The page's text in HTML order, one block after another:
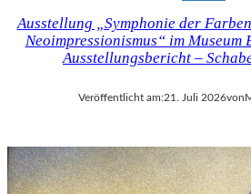
Ausstellung „Symphonie der
Neoimpressionismus“ im
Ausstellungsbericht –
Veröffentlicht am:21. Juli 2026von